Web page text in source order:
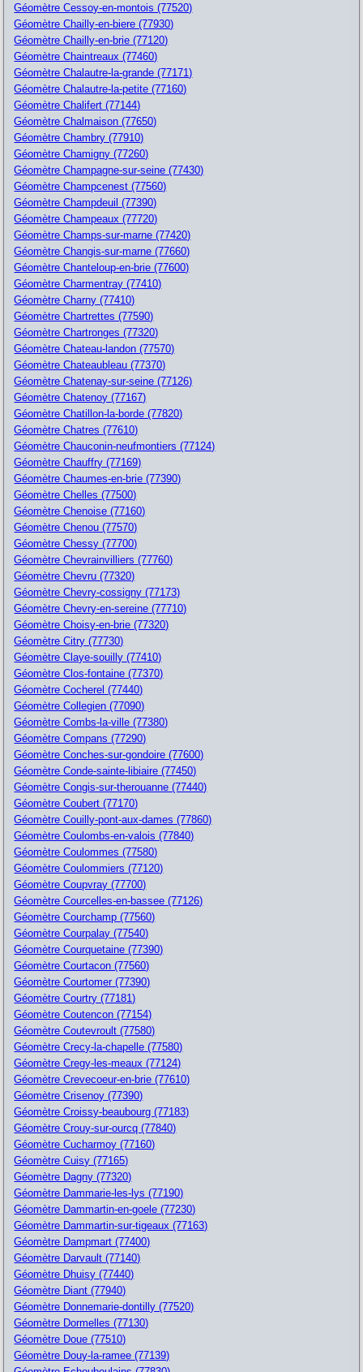
Géomètre Cessoy-en-montois (77520)
Géomètre Chailly-en-biere (77930)
Géomètre Chailly-en-brie (77120)
Géomètre Chaintreaux (77460)
Géomètre Chalautre-la-grande (77171)
Géomètre Chalautre-la-petite (77160)
Géomètre Chalifert (77144)
Géomètre Chalmaison (77650)
Géomètre Chambry (77910)
Géomètre Chamigny (77260)
Géomètre Champagne-sur-seine (77430)
Géomètre Champcenest (77560)
Géomètre Champdeuil (77390)
Géomètre Champeaux (77720)
Géomètre Champs-sur-marne (77420)
Géomètre Changis-sur-marne (77660)
Géomètre Chanteloup-en-brie (77600)
Géomètre Charmentray (77410)
Géomètre Charny (77410)
Géomètre Chartrettes (77590)
Géomètre Chartronges (77320)
Géomètre Chateau-landon (77570)
Géomètre Chateaubleau (77370)
Géomètre Chatenay-sur-seine (77126)
Géomètre Chatenoy (77167)
Géomètre Chatillon-la-borde (77820)
Géomètre Chatres (77610)
Géomètre Chauconin-neufmontiers (77124)
Géomètre Chauffry (77169)
Géomètre Chaumes-en-brie (77390)
Géomètre Chelles (77500)
Géomètre Chenoise (77160)
Géomètre Chenou (77570)
Géomètre Chessy (77700)
Géomètre Chevrainvilliers (77760)
Géomètre Chevru (77320)
Géomètre Chevry-cossigny (77173)
Géomètre Chevry-en-sereine (77710)
Géomètre Choisy-en-brie (77320)
Géomètre Citry (77730)
Géomètre Claye-souilly (77410)
Géomètre Clos-fontaine (77370)
Géomètre Cocherel (77440)
Géomètre Collegien (77090)
Géomètre Combs-la-ville (77380)
Géomètre Compans (77290)
Géomètre Conches-sur-gondoire (77600)
Géomètre Conde-sainte-libiaire (77450)
Géomètre Congis-sur-therouanne (77440)
Géomètre Coubert (77170)
Géomètre Couilly-pont-aux-dames (77860)
Géomètre Coulombs-en-valois (77840)
Géomètre Coulommes (77580)
Géomètre Coulommiers (77120)
Géomètre Coupvray (77700)
Géomètre Courcelles-en-bassee (77126)
Géomètre Courchamp (77560)
Géomètre Courpalay (77540)
Géomètre Courquetaine (77390)
Géomètre Courtacon (77560)
Géomètre Courtomer (77390)
Géomètre Courtry (77181)
Géomètre Coutencon (77154)
Géomètre Coutevroult (77580)
Géomètre Crecy-la-chapelle (77580)
Géomètre Cregy-les-meaux (77124)
Géomètre Crevecoeur-en-brie (77610)
Géomètre Crisenoy (77390)
Géomètre Croissy-beaubourg (77183)
Géomètre Crouy-sur-ourcq (77840)
Géomètre Cucharmoy (77160)
Géomètre Cuisy (77165)
Géomètre Dagny (77320)
Géomètre Dammarie-les-lys (77190)
Géomètre Dammartin-en-goele (77230)
Géomètre Dammartin-sur-tigeaux (77163)
Géomètre Dampmart (77400)
Géomètre Darvault (77140)
Géomètre Dhuisy (77440)
Géomètre Diant (77940)
Géomètre Donnemarie-dontilly (77520)
Géomètre Dormelles (77130)
Géomètre Doue (77510)
Géomètre Douy-la-ramee (77139)